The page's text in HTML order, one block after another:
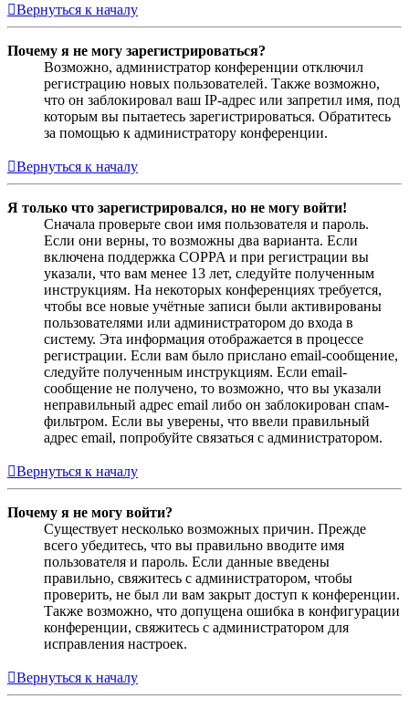
Вернуться к началу
Почему я не могу зарегистрироваться?
Возможно, администратор конференции отключил
регистрацию новых пользователей. Также возможно,
что он заблокировал ваш IP-адрес или запретил имя, под
которым вы пытаетесь зарегистрироваться. Обратитесь
за помощью к администратору конференции.
Вернуться к началу
Я только что зарегистрировался, но не могу войти!
Сначала проверьте свои имя пользователя и пароль.
Если они верны, то возможны два варианта. Если
включена поддержка COPPA и при регистрации вы
указали, что вам менее 13 лет, следуйте полученным
инструкциям. На некоторых конференциях требуется,
чтобы все новые учётные записи были активированы
пользователями или администратором до входа в
систему. Эта информация отображается в процессе
регистрации. Если вам было прислано email-сообщение,
следуйте полученным инструкциям. Если email-
сообщение не получено, то возможно, что вы указали
неправильный адрес email либо он заблокирован спам-
фильтром. Если вы уверены, что ввели правильный
адрес email, попробуйте связаться с администратором.
Вернуться к началу
Почему я не могу войти?
Существует несколько возможных причин. Прежде
всего убедитесь, что вы правильно вводите имя
пользователя и пароль. Если данные введены
правильно, свяжитесь с администратором, чтобы
проверить, не был ли вам закрыт доступ к конференции.
Также возможно, что допущена ошибка в конфигурации
конференции, свяжитесь с администратором для
исправления настроек.
Вернуться к началу